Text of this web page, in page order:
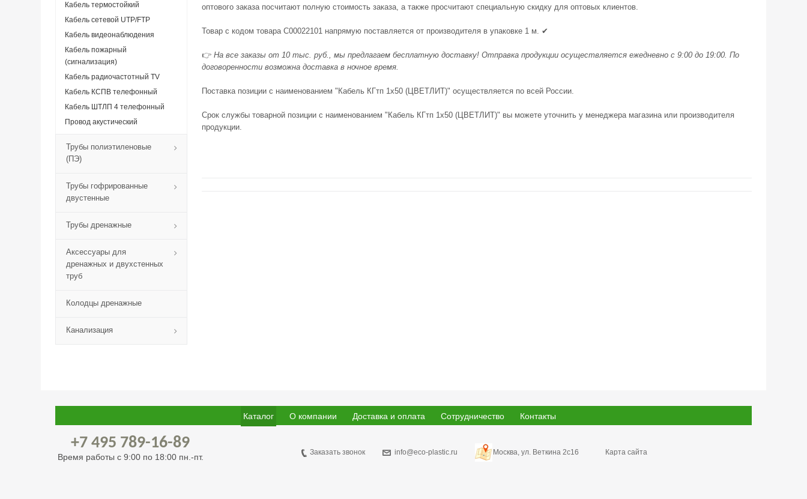
Кабель термостойкий
Кабель сетевой UTP/FTP
Кабель видеонаблюдения
Кабель пожарный
(сигнализация)
Кабель радиочастотный TV
Кабель КСПВ телефонный
Кабель ШТЛП 4 телефонный
Провод акустический
Трубы полиэтиленовые
(ПЭ)
Трубы гофрированные
двустенные
Трубы дренажные
Аксессуары для
дренажных и двухстенных
труб
Колодцы дренажные
Канализация
оптового заказа посчитают полную стоимость заказа, а также просчитают специальную скидку для оптовых клиентов.
Товар с кодом товара С00022101 напрямую поставляется от производителя в упаковке 1 м. ✔
👉 На все заказы от 10 тыс. руб., мы предлагаем бесплатную доставку! Отправка продукции осуществляется ежедневно с 9:00 до 19:00. По
договоренности возможна доставка в ночное время.
Поставка позиции с наименованием "Кабель КГтп 1х50 (ЦВЕТЛИТ)" осуществляется по всей России.
Срок службы товарной позиции с наименованием "Кабель КГтп 1х50 (ЦВЕТЛИТ)" вы можете уточнить у менеджера магазина или производителя
продукции.
Каталог О компании Доставка и оплата Сотрудничество Контакты
+7 495 789-16-89
Время работы с 9:00 по 18:00 пн.-пт. Заказать звонок info@eco-plastic.ru Москва, ул. Веткина 2с16 Карта сайта